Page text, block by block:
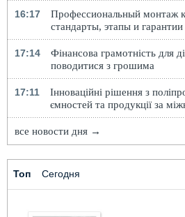
16:17
Профессиональный монтаж
стандарты, этапы и гарантии
17:14
Фінансова грамотність для
поводитися з грошима
17:11
Інноваційні рішення з
ємностей та продукції за
все новости дня →
Топ Сегодня